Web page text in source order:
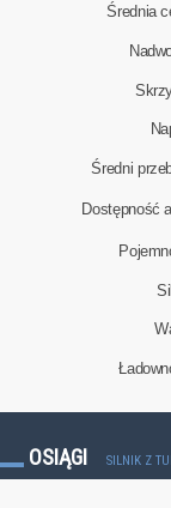
Średnia
Średni
Dostępność
OSIĄGI SILNIK Z